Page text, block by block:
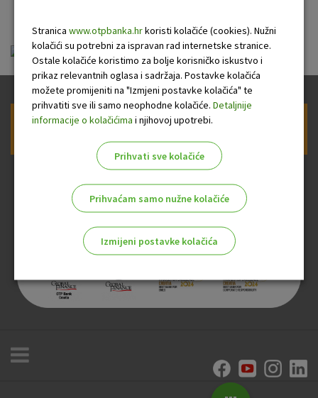
O nama Dnevno financijsko izvješće.pdf
Prijava na newsletter OTP banke
Stranica www.otpbanka.hrkoristi kolačiće (cookies). Nužni
kolačići su potrebni za ispravan rad internetske stranice.
Ostale kolačiće koristimo za bolje korisničko iskustvo i
prikaz relevantnih oglasa i sadržaja. Postavke kolačića
možete promijeniti na "Izmjeni postavke kolačića" te
prihvatiti sve ili samo neophodne kolačiće. Detaljnije
informacije o kolačićima i njihovoj upotrebi.
Prihvati sve kolačiće
Prihvaćam samo nužne kolačiće
Izmijeni postavke kolačića
Nužni kolačići